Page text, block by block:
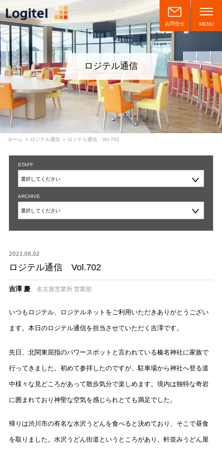
お問合せ MENU
ロジテル通信
ホーム ロジテル通信 ロジテル通信 Vol.702
STAFF
ARCHIVE
2021.08.02
ロジテル通信 Vol.702
吉澤 慶 名古屋営業所 営業部
いつもロジテル、ロジテルネットをご利用いただきありがとうござい
ます。本日のロジテル通信を担当させていただく吉澤です。
先日、北関東屈指のパワースポットと言われている榛名神社に家族で
行ってきました。初めて参拝したのですが、駐車場から神社へ登る道
中様々な見どころがあって散歩気分で楽しめます。境内は独特な奇岩
に囲まれており神聖な空気を感じられとても満足でした。
帰りは渋川市の有名な水沢うどんを食べると決めており、そこで昼食
を取りました。水沢うどん街道というところがあり、軒並みうどん屋